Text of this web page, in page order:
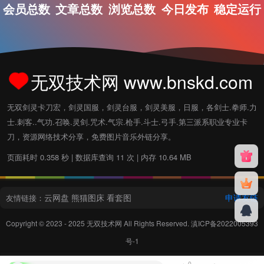
会员总数 文章总数 浏览总数 今日发布 稳定运行
无双技术网 www.bnskd.com
无双剑灵卡刀宏，剑灵国服，剑灵台服，剑灵美服，日服，各剑士.拳师.力
士.刺客..气功.召唤.灵剑.咒术.气宗.枪手.斗士.弓手.第三派系职业专业卡
刀，资源网络技术分享，免费图片音乐外链分享。
页面耗时 0.358 秒 | 数据库查询 11 次 | 内存 10.64 MB
友情链接： 云网盘 熊猫图床 看套图 申请友链
Copyright © 2023 - 2025 无双技术网 All Rights Reserved. 滇ICP备2022005393
号-1